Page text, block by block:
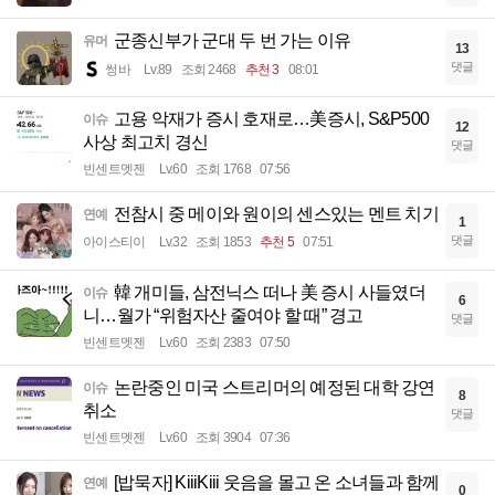
유머 군종신부가 군대 두 번 가는 이유
썽바 Lv.89 조회 2468 추천 3 08:01
13
댓글
이슈 고용 악재가 증시 호재로…美증시, S&P500
사상 최고치 경신
빈센트멧젠 Lv.60 조회 1768 07:56
12
댓글
연예 전참시 중 메이와 원이의 센스있는 멘트 치기
아이스티이 Lv.32 조회 1853 추천 5 07:51
1
댓글
이슈 韓 개미들, 삼전닉스 떠나 美 증시 사들였더
니…월가 “위험자산 줄여야 할 때” 경고
빈센트멧젠 Lv.60 조회 2383 07:50
6
댓글
이슈 논란중인 미국 스트리머의 예정된 대학 강연
취소
빈센트멧젠 Lv.60 조회 3904 07:36
8
댓글
연예 [밥묵자] KiiiKiii 웃음을 몰고 온 소녀들과 함께 0